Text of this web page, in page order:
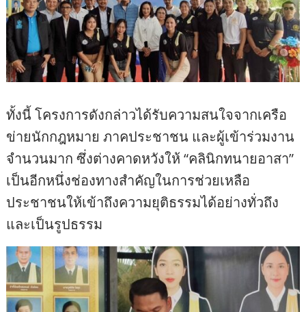
ทั้งนี้ โครงการดังกล่าวได้รับความสนใจจากเครือ
ข่ายนักกฎหมาย ภาคประชาชน และผู้เข้าร่วมงาน
จำนวนมาก ซึ่งต่างคาดหวังให้ “คลินิกทนายอาสา”
เป็นอีกหนึ่งช่องทางสำคัญในการช่วยเหลือ
ประชาชนให้เข้าถึงความยุติธรรมได้อย่างทั่วถึง
และเป็นรูปธรรม